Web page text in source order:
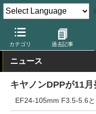
カテゴリ 過去記事
デジカメ Watch レンズ
ニュース
キヤノンDPPが11
EF24-105mm F3.5-5.6